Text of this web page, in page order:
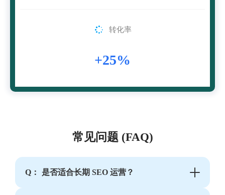
 转化率
+25%
常见问题 (FAQ)
Q： 是否适合长期 SEO 运营？